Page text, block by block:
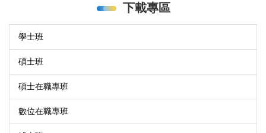
下載專區
學士班
碩士班
碩士在職專班
數位在職專班